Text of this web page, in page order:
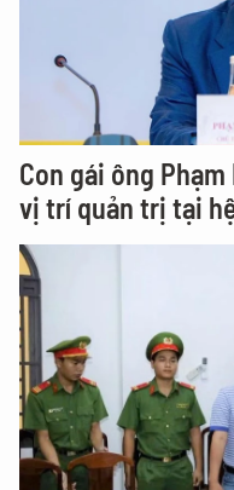
Con gái ông
vị trí quản trị tại